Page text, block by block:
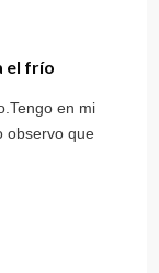
el frío
en mi
observo que